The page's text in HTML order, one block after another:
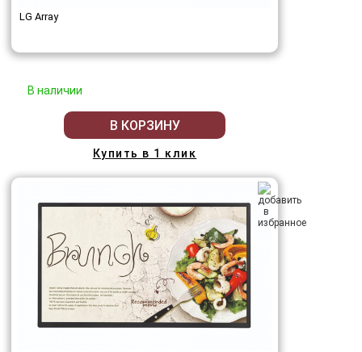
LG Array
В наличии
В КОРЗИНУ
Купить в 1 клик